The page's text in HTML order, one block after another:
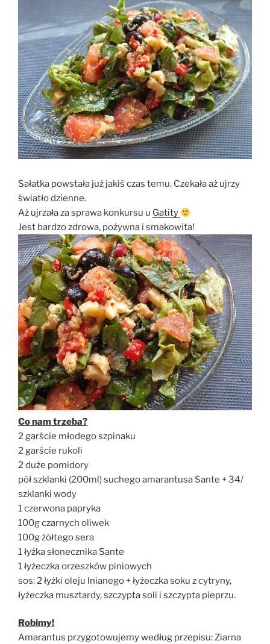
Sałatka powstała już jakiś czas temu. Czekała aż ujrzy
światło dzienne.
Aż ujrzała za sprawa konkursu u Gatity
Jest bardzo zdrowa, pożywna i smakowita!
Co nam trzeba?
2 garście młodego szpinaku
2 garście rukoli
2 duże pomidory
pół szklanki (200ml) suchego amarantusa Sante + 34/
szklanki wody
1 czerwona papryka
100g czarnych oliwek
100g żółtego sera
1 łyżka słonecznika Sante
1 łyżeczka orzeszków piniowych
sos: 2 łyżki oleju lnianego + łyżeczka soku z cytryny,
łyżeczka musztardy, szczypta soli i szczypta pieprzu.
Robimy!
Amarantus przygotowujemy według przepisu: Ziarna